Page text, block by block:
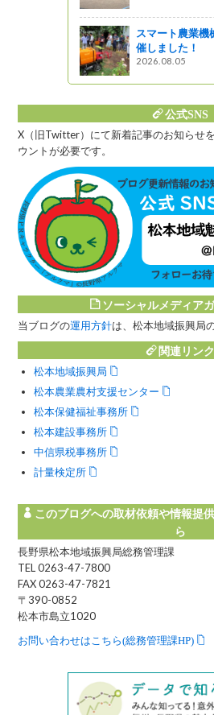
スマート農業機
催しました！
2026.08.05
公式SNS
X（旧Twitter）にて新着記事のお知らせ
ウントが必要です。
ソーシャルメディア
当ブログの運用方針は、松本地域振興局
関連リンク
松本地域振興局
松本農業農村支援センター
松本保健福祉事務所
松本建設事務所
中信県税事務所
計量検定所
このブログへの取材依頼や情報提
ら
長野県松本地域振興局総務管理課
TEL 0263-47-7800
FAX 0263-47-7821
〒390-0852
松本市島立1020
お問い合わせはこちら(総務管理課HP)